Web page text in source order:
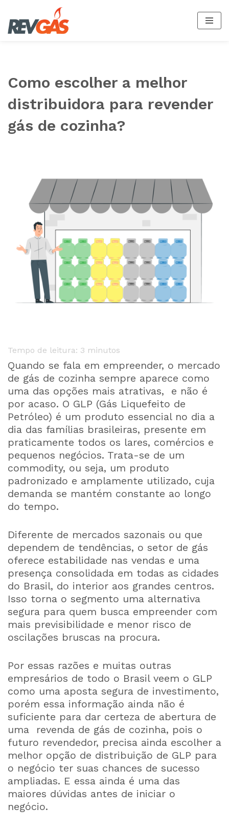
Saltar
Como escolher a melhor
distribuidora para revender
gás de cozinha?
Tempo de leitura: 3 minutos
Quando se fala em empreender, o mercado
de gás de cozinha sempre aparece como
uma das opções mais atrativas, e não é
por acaso. O GLP (Gás Liquefeito de
Petróleo) é um produto essencial no dia a
dia das famílias brasileiras, presente em
praticamente todos os lares, comércios e
pequenos negócios. Trata-se de um
commodity, ou seja, um produto
padronizado e amplamente utilizado, cuja
demanda se mantém constante ao longo
do tempo.
Diferente de mercados sazonais ou que
dependem de tendências, o setor de gás
oferece estabilidade nas vendas e uma
presença consolidada em todas as cidades
do Brasil, do interior aos grandes centros.
Isso torna o segmento uma alternativa
segura para quem busca empreender com
mais previsibilidade e menor risco de
oscilações bruscas na procura.
Por essas razões e muitas outras
empresários de todo o Brasil veem o GLP
como uma aposta segura de investimento,
porém essa informação ainda não é
suficiente para dar certeza de abertura de
uma revenda de gás de cozinha, pois o
futuro revendedor, precisa ainda escolher a
melhor opção de distribuição de GLP para
o negócio ter suas chances de sucesso
ampliadas. E essa ainda é uma das
maiores dúvidas antes de iniciar o
negócio.